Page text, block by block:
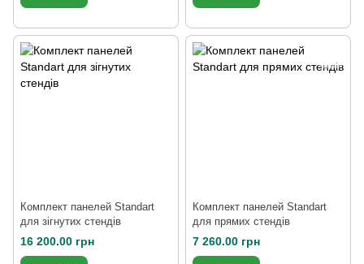
Комплект панелей Standart
для зігнутих стендів
16 200.00 грн
Комплект панелей Standart
для прямих стендів
7 260.00 грн